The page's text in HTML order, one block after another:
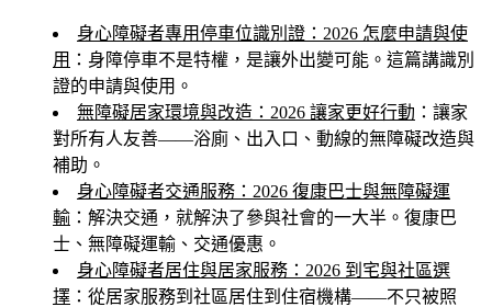
身心障礙者專用停車位識別證：2026 怎麼申請與使
用 ：身障停車不是特權，是讓外出變可能。這篇講識別
證的申請與使用。
無障礙居家環境與改造：2026 讓家更好行動 ：讓家
對所有人友善——浴廁、出入口、動線的無障礙改造與
補助。
身心障礙者交通服務：2026 復康巴士與無障礙運
輸 ：解決交通，就解決了參與社會的一大半。復康巴
士、無障礙運輸、交通優惠。
身心障礙者居住與居家服務：2026 到宅與社區選
擇 ：從居家服務到社區居住到住宿機構——不只被照